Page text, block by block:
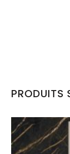
PRODUITS